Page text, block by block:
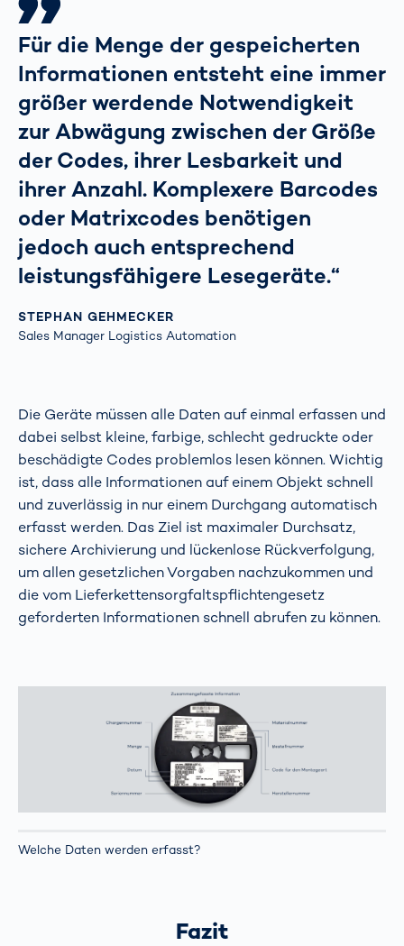
Für die Menge der gespeicherten
Informationen entsteht eine immer
größer werdende Notwendigkeit
zur Abwägung zwischen der Größe
der Codes, ihrer Lesbarkeit und
ihrer Anzahl. Komplexere Barcodes
oder Matrixcodes benötigen
jedoch auch entsprechend
leistungsfähigere Lesegeräte.“
STEPHAN GEHMECKER
Sales Manager Logistics Automation
Die Geräte müssen alle Daten auf einmal erfassen und
dabei selbst kleine, farbige, schlecht gedruckte oder
beschädigte Codes problemlos lesen können. Wichtig
ist, dass alle Informationen auf einem Objekt schnell
und zuverlässig in nur einem Durchgang automatisch
erfasst werden. Das Ziel ist maximaler Durchsatz,
sichere Archivierung und lückenlose Rückverfolgung,
um allen gesetzlichen Vorgaben nachzukommen und
die vom Lieferkettensorgfaltspflichtengesetz
geforderten Informationen schnell abrufen zu können.
Welche Daten werden erfasst?
Fazit